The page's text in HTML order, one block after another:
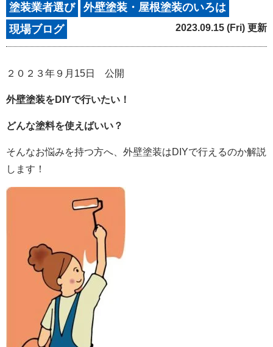
塗装業者選び
外壁塗装・屋根塗装のいろは
現場ブログ
2023.09.15 (Fri) 更新
２０２３年９月15日 公開
外壁塗装をDIYで行いたい！
どんな塗料を使えばいい？
そんなお悩みを持つ方へ、外壁塗装はDIYで行えるのか解説
します！